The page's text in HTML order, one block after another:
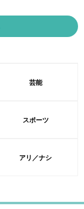
芸能
スポーツ
アリ／ナシ